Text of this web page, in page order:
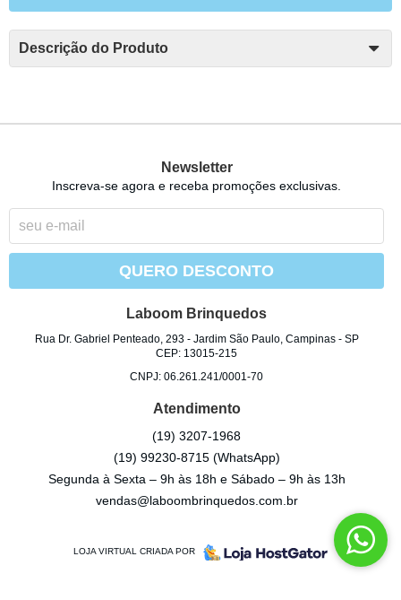
Descrição do Produto
Newsletter
Inscreva-se agora e receba promoções exclusivas.
QUERO DESCONTO
Laboom Brinquedos
Rua Dr. Gabriel Penteado, 293- Jardim São Paulo, Campinas- SP
CEP: 13015-215
CNPJ: 06.261.241/0001-70
Atendimento
(19) 3207-1968
(19) 99230-8715 (WhatsApp)
Segunda à Sexta – 9h às 18h e Sábado – 9h às 13h
vendas@laboombrinquedos.com.br
LOJA VIRTUAL CRIADA POR